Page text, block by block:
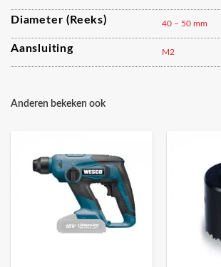
Diameter (reeks) 40 – 50 mm
Aansluiting M2
Anderen bekeken ook